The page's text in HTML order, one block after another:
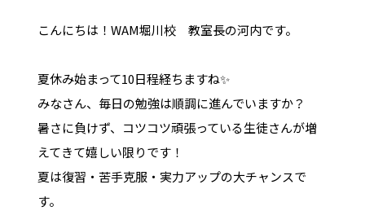
こんにちは！WAM堀川校 教室長の河内です。
夏休み始まって10日程経ちますね✨
みなさん、毎日の勉強は順調に進んでいますか？
暑さに負けず、コツコツ頑張っている生徒さんが増
えてきて嬉しい限りです！
夏は復習・苦手克服・実力アップの大チャンスで
す。